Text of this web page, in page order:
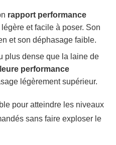
rapport performance
et facile à poser. Son
et son déphasage faible.
plus dense que la laine de
performance
légèrement supérieur.
pour atteindre les niveaux
sans faire exploser le